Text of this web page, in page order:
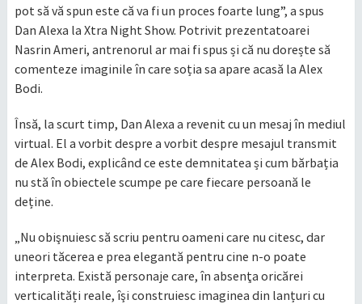
pot să vă spun este că va fi un proces foarte lung”, a spus
Dan Alexa la Xtra Night Show. Potrivit prezentatoarei
Nasrin Ameri, antrenorul ar mai fi spus și că nu dorește să
comenteze imaginile în care soția sa apare acasă la Alex
Bodi.
Însă, la scurt timp, Dan Alexa a revenit cu un mesaj în mediul
virtual. El a vorbit despre a vorbit despre mesajul transmit
de Alex Bodi, explicând ce este demnitatea și cum bărbația
nu stă în obiectele scumpe pe care fiecare persoană le
deține.
„Nu obişnuiesc să scriu pentru oameni care nu citesc, dar
uneori tăcerea e prea elegantă pentru cine n-o poate
interpreta. Există personaje care, în absenţa oricărei
verticalități reale, îşi construiesc imaginea din lanțuri cu